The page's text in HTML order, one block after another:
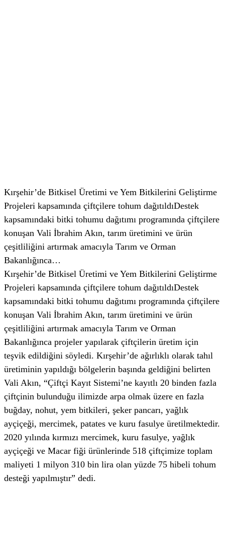
Kırşehir’de Bitkisel Üretimi ve Yem Bitkilerini Geliştirme
Projeleri kapsamında çiftçilere tohum dağıtıldıDestek
kapsamındaki bitki tohumu dağıtımı programında çiftçilere
konuşan Vali İbrahim Akın, tarım üretimini ve ürün
çeşitliliğini artırmak amacıyla Tarım ve Orman
Bakanlığınca…
Kırşehir’de Bitkisel Üretimi ve Yem Bitkilerini Geliştirme
Projeleri kapsamında çiftçilere tohum dağıtıldıDestek
kapsamındaki bitki tohumu dağıtımı programında çiftçilere
konuşan Vali İbrahim Akın, tarım üretimini ve ürün
çeşitliliğini artırmak amacıyla Tarım ve Orman
Bakanlığınca projeler yapılarak çiftçilerin üretim için
teşvik edildiğini söyledi. Kırşehir’de ağırlıklı olarak tahıl
üretiminin yapıldığı bölgelerin başında geldiğini belirten
Vali Akın, “Çiftçi Kayıt Sistemi’ne kayıtlı 20 binden fazla
çiftçinin bulunduğu ilimizde arpa olmak üzere en fazla
buğday, nohut, yem bitkileri, şeker pancarı, yağlık
ayçiçeği, mercimek, patates ve kuru fasulye üretilmektedir.
2020 yılında kırmızı mercimek, kuru fasulye, yağlık
ayçiçeği ve Macar fiği ürünlerinde 518 çiftçimize toplam
maliyeti 1 milyon 310 bin lira olan yüzde 75 hibeli tohum
desteği yapılmıştır” dedi.